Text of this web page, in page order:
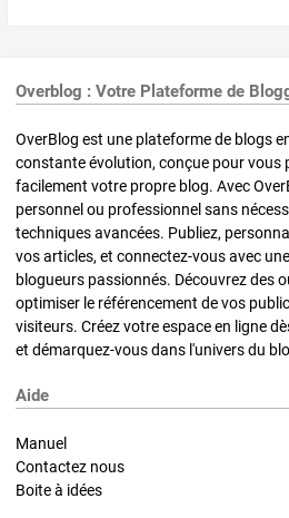
Overblog : Votre Plateforme de
OverBlog est une plateforme de blogs
constante évolution, conçue pour vous
facilement votre propre blog. Avec
personnel ou professionnel sans
techniques avancées. Publiez,
vos articles, et connectez-vous avec
blogueurs passionnés. Découvrez des
optimiser le référencement de vos
visiteurs. Créez votre espace en ligne
et démarquez-vous dans l'univers du
Aide
Manuel
Contactez nous
Boite à idées